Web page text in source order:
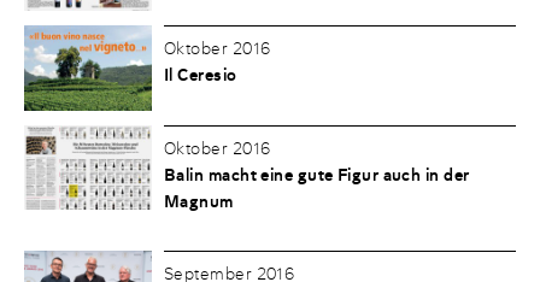
Oktober 2016
Il Ceresio
Oktober 2016
Balin macht eine gute Figur auch in der
Magnum
September 2016